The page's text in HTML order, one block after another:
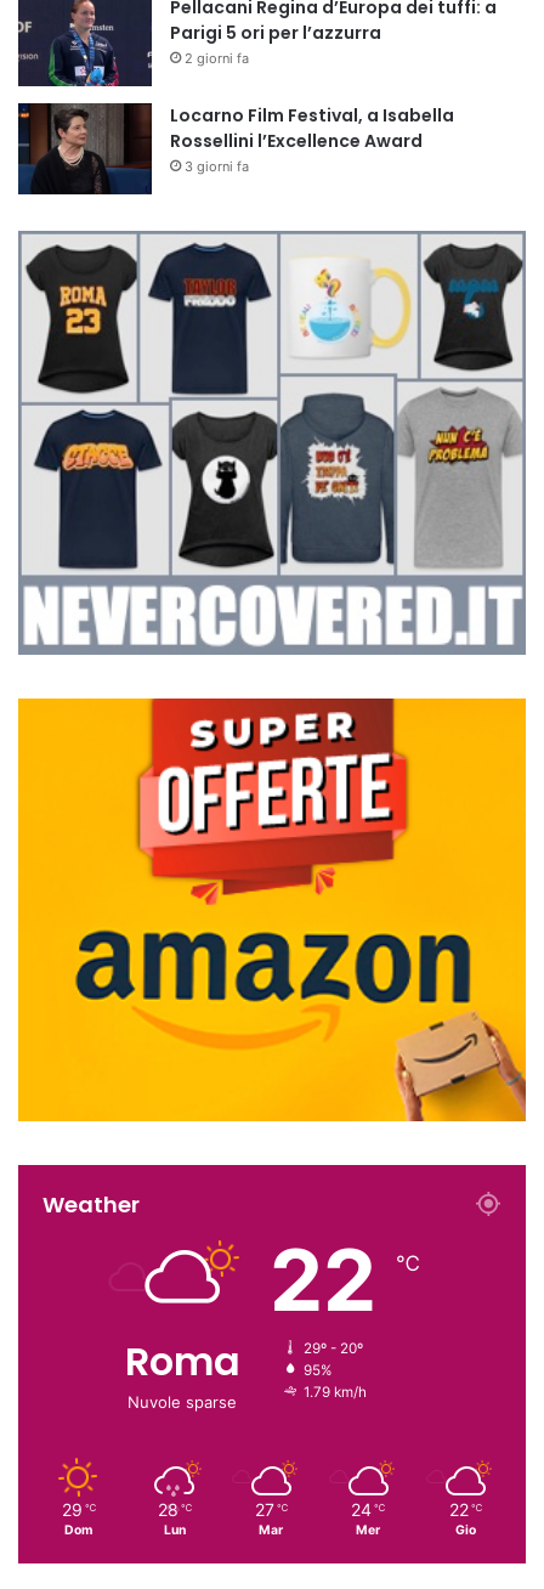
Pellacani Regina d’Europa dei tuffi: a
Parigi 5 ori per l’azzurra
2 giorni fa
Locarno Film Festival, a Isabella
Rossellini l’Excellence Award
3 giorni fa
Weather
Roma
Nuvole sparse
22 ℃
29º - 20º
95%
1.79 km/h
29 ℃
Dom
28 ℃
Lun
27 ℃
Mar
24 ℃
Mer
22 ℃
Gio